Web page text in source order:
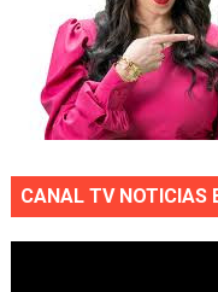
CANAL TV NOTICIAS